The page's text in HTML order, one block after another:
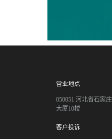
营业地点
050051 河北省石家
大厦10楼
客户投诉